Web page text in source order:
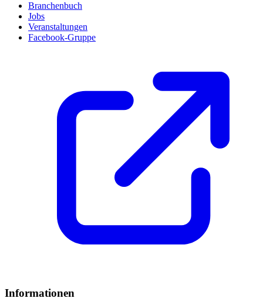
Branchenbuch
Jobs
Veranstaltungen
Facebook-Gruppe
Informationen